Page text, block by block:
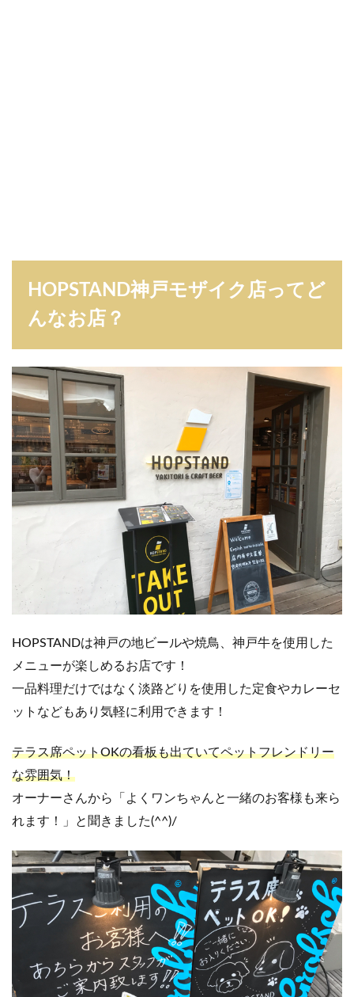
HOPSTAND神戸モザイク店ってど
んなお店？
HOPSTANDは神戸の地ビールや焼鳥、神戸牛を使用した
メニューが楽しめるお店です！
一品料理だけではなく淡路どりを使用した定食やカレーセ
ットなどもあり気軽に利用できます！
テラス席ペットOKの看板も出ていてペットフレンドリー
な雰囲気！
オーナーさんから「よくワンちゃんと一緒のお客様も来ら
れます！」と聞きました(^^)/